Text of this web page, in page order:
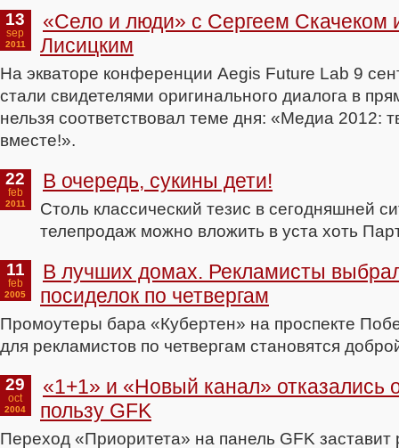
13
sep
2011
«Село и люди» с Сергеем Скачеком
Лисицким
На экваторе конференции Aegis Future Lab 9
стали свидетелями оригинального диалога в
нельзя соответствовал теме дня: «Медиа 2012:
вместе!».
22
feb
2011
В очередь, сукины дети!
Столь классический тезис в сегодняшней
телепродаж можно вложить в уста хоть
11
feb
2005
В лучших домах. Рекламисты
посиделок по четвергам
Промоутеры бара «Кубертен» на проспекте
для рекламистов по четвергам становятся
29
oct
2004
«1+1» и «Новый канал» отказались
пользу GFK
Переход «Приоритета» на панель GFK заставит